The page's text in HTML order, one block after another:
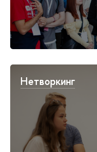
Нетворкинг